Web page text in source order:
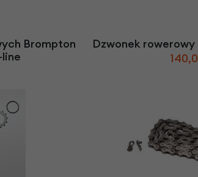
Brompton
line
Dzwonek